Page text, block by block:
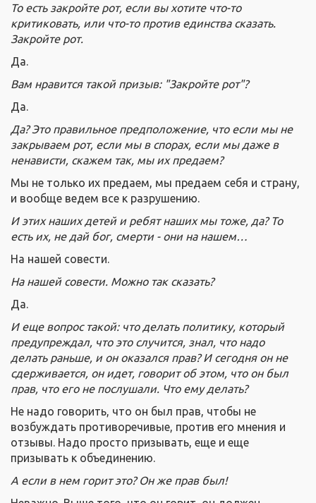
То есть закройте рот, если вы хотите что-то
критиковать, или что-то против единства сказать.
Закройте рот.
Да.
Вам нравится такой призыв: "Закройте рот"?
Да.
Да? Это правильное предположение, что если мы не
закрываем рот, если мы в спорах, если мы даже в
ненависти, скажем так, мы их предаем?
Мы не только их предаем, мы предаем себя и страну,
и вообще ведем все к разрушению.
И этих наших детей и ребят наших мы тоже, да? То
есть их, не дай бог, смерти - они на нашем…
На нашей совести.
На нашей совести. Можно так сказать?
Да.
И еще вопрос такой: что делать политику, который
предупреждал, что это случится, знал, что надо
делать раньше, и он оказался прав? И сегодня он не
сдерживается, он идет, говорит об этом, что он был
прав, что его не послушали. Что ему делать?
Не надо говорить, что он был прав, чтобы не
возбуждать противоречивые, против его мнения и
отзывы. Надо просто призывать, еще и еще
призывать к объединению.
А если в нем горит это? Он же прав был!